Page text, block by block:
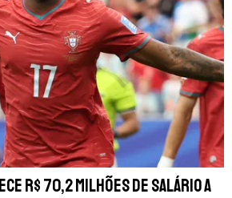
R$ 70,2 milhões de salário a